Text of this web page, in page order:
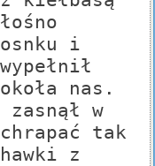
i
nas.
w
tak
z